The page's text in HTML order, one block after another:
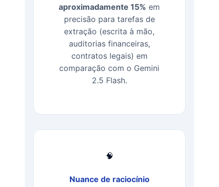
aproximadamente 15% em
precisão para tarefas de
extração (escrita à mão,
auditorias financeiras,
contratos legais) em
comparação com o Gemini
2.5 Flash.
🧠
Nuance de raciocínio